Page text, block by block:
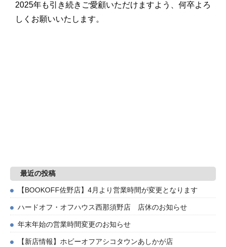
2025年も引き続きご愛顧いただけますよう、何卒よろ
しくお願いいたします。
最近の投稿
【BOOKOFF佐野店】4月より営業時間が変更となります
ハードオフ・オフハウス西那須野店 店休のお知らせ
年末年始の営業時間変更のお知らせ
【新店情報】ホビーオフアシコタウンあしかが店